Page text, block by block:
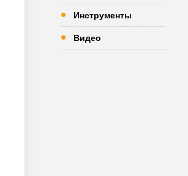
Инструменты
Видео